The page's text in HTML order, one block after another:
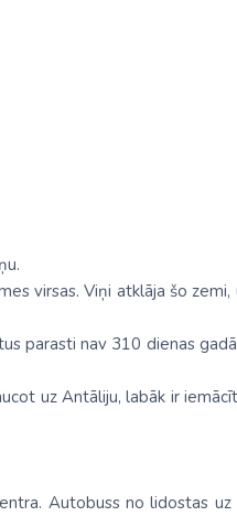
virsas. Viņi atklāja šo
parasti nav 310 dienas
uz Antāliju, labāk ir
Autobuss no lidostas uz